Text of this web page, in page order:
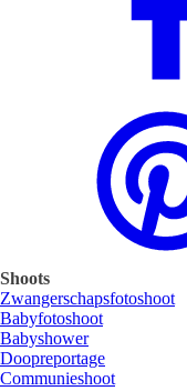
Shoots
Zwangerschapsfotoshoot
Babyfotoshoot
Babyshower
Doopreportage
Communieshoot